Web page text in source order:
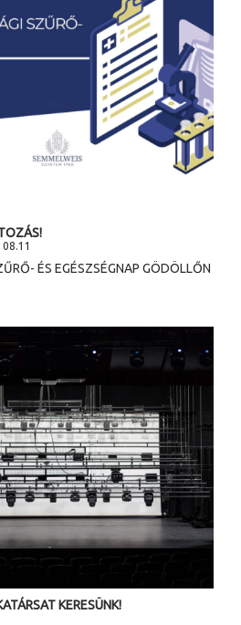
ÉS EGÉSZSÉGNAP GÖDÖLLŐN
KERESÜNK!